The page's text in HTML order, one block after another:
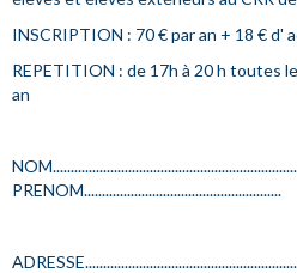
INSCRIPTION : 70 € par an + 18 € d'
REPETITION : de 17h à 20 h toutes
an
PRENOM.......................................................